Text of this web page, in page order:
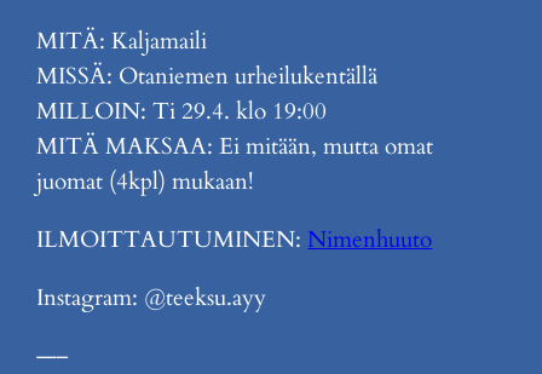
MITÄ: Kaljamaili
MISSÄ: Otaniemen urheilukentällä
MILLOIN: Ti 29.4. klo 19:00
MITÄ MAKSAA: Ei mitään, mutta omat
juomat (4kpl) mukaan!
ILMOITTAUTUMINEN: Nimenhuuto
Instagram: @teeksu.ayy
—–